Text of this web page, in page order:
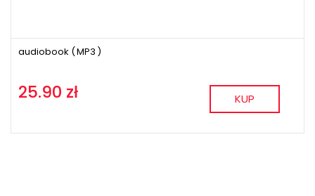
audiobook (MP3 )
25.90 zł KUP